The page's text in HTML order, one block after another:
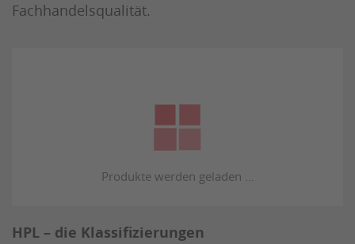
Fachhandelsqualität.
HPL – die Klassifizierungen